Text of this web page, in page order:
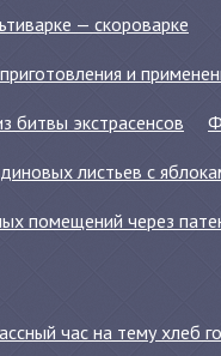
— скороварке
и
битвы экстрасенсов
листьев с
помещений через
час на тему хлеб